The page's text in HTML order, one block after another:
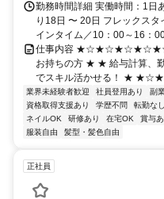
勤務時間詳細 実働時間：1日
り18日 〜 20日 フレックス
インタイム／10：00～16：
仕事内容
お持ちの方 ★ ★ 給与計算、
でスキル活かせる！
業界未経験者歓迎 社員登用あり 副
資格取得支援あり
学歴不問 転勤なし
ネイルOK
研修あり 在宅OK 賞与あ
服装自由
髪型・髪色自由
正社員